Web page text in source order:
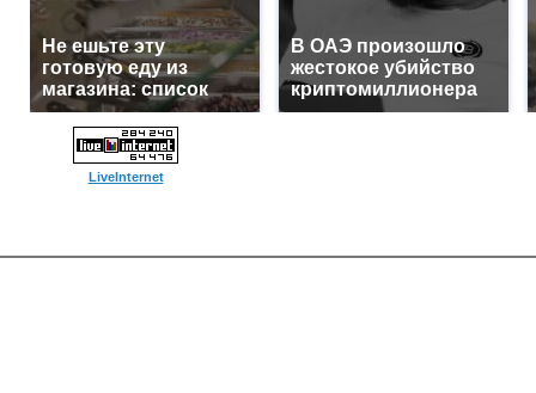
Не ешьте эту
готовую еду из
магазина: список
В ОАЭ произошло
жестокое убийство
криптомиллионера
LiveInternet